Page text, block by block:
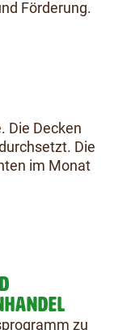
Förderung.
Die Decken
Die
im Monat
zu